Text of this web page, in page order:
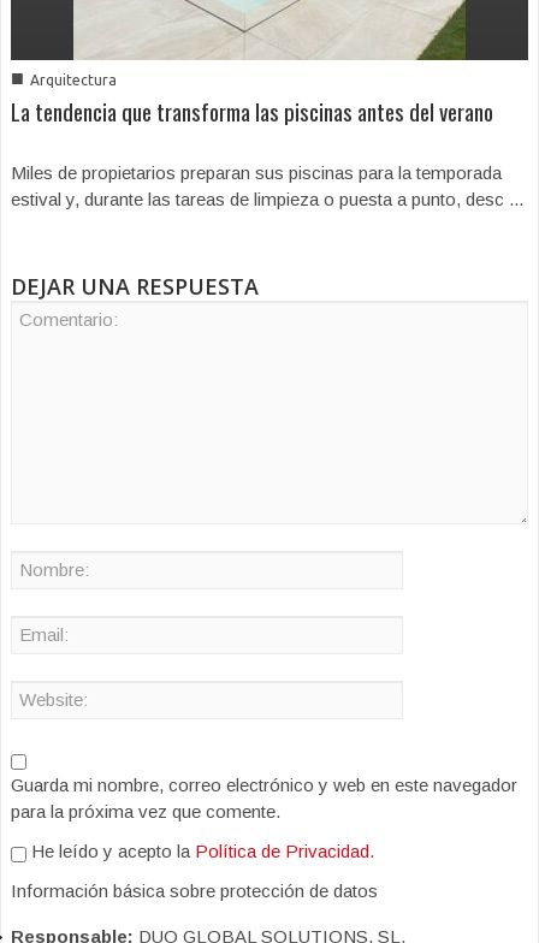
■ Arquitectura
La tendencia que transforma las piscinas antes del verano
Miles de propietarios preparan sus piscinas para la temporada
estival y, durante las tareas de limpieza o puesta a punto, desc ...
DEJAR UNA RESPUESTA
Guarda mi nombre, correo electrónico y web en este navegador
para la próxima vez que comente.
He leído y acepto la Política de Privacidad.
Información básica sobre protección de datos
Responsable: DUO GLOBAL SOLUTIONS, SL.